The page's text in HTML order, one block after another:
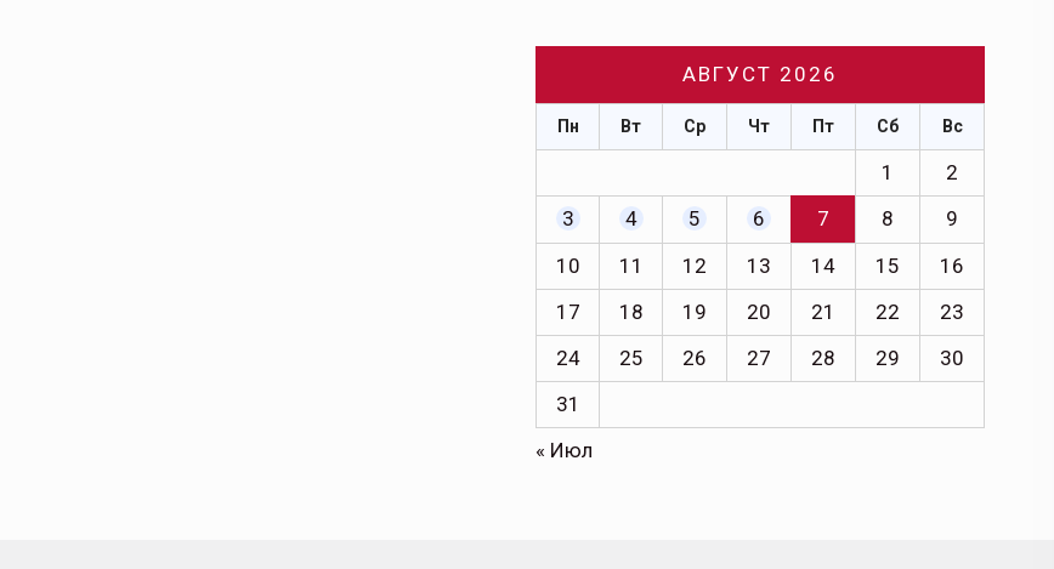
АВГУСТ 2026
Пн Вт Ср Чт Пт Сб Вс
1
2
3
4 5 6 7 8
9
10
11 12 13 14 15
16
17
18 19 20 21 22
23
24
25 26 27 28 29
30
31
« Июл